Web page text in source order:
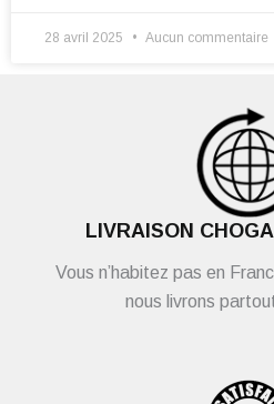
28 avril 2025 Aucun commentaire
LIVRAISON
Vous n’habitez pas en
nous livrons